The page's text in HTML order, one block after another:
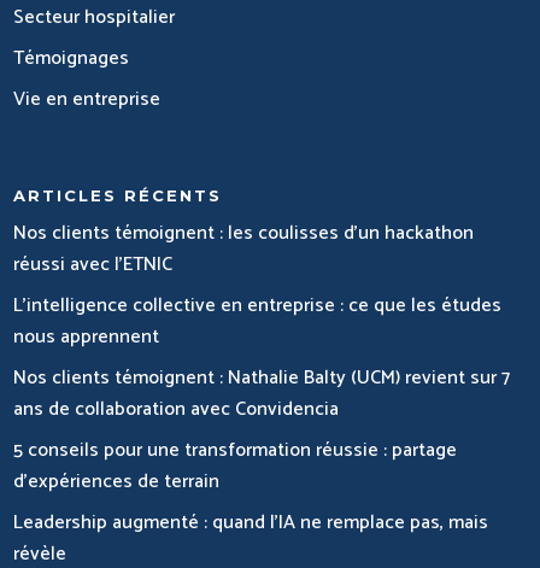
Secteur hospitalier
Témoignages
Vie en entreprise
ARTICLES RÉCENTS
Nos clients témoignent : les coulisses d’un hackathon
réussi avec l’ETNIC
L’intelligence collective en entreprise : ce que les études
nous apprennent
Nos clients témoignent : Nathalie Balty (UCM) revient sur 7
ans de collaboration avec Convidencia
5 conseils pour une transformation réussie : partage
d’expériences de terrain
Leadership augmenté : quand l’IA ne remplace pas, mais
révèle